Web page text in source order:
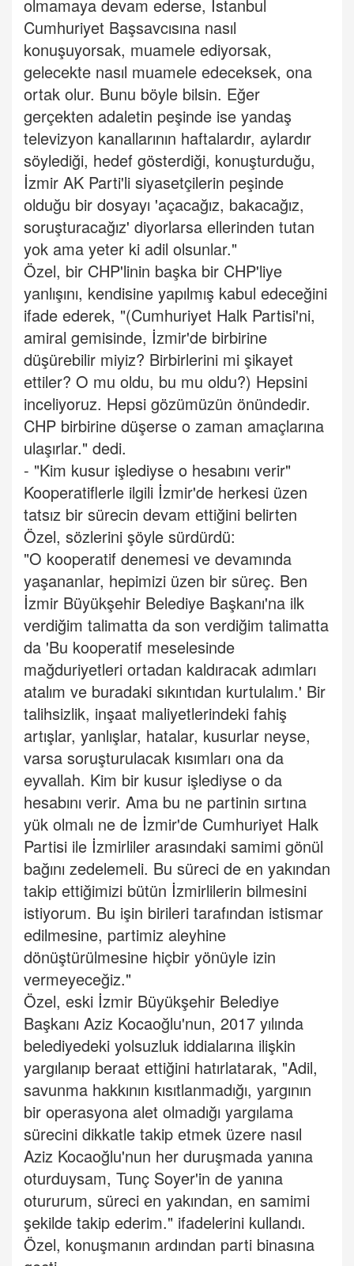
olmamaya devam ederse, İstanbul
Cumhuriyet Başsavcısına nasıl
konuşuyorsak, muamele ediyorsak,
gelecekte nasıl muamele edeceksek, ona
ortak olur. Bunu böyle bilsin. Eğer
gerçekten adaletin peşinde ise yandaş
televizyon kanallarının haftalardır, aylardır
söylediği, hedef gösterdiği, konuşturduğu,
İzmir AK Parti'li siyasetçilerin peşinde
olduğu bir dosyayı 'açacağız, bakacağız,
soruşturacağız' diyorlarsa ellerinden tutan
yok ama yeter ki adil olsunlar."
Özel, bir CHP'linin başka bir CHP'liye
yanlışını, kendisine yapılmış kabul edeceğini
ifade ederek, "(Cumhuriyet Halk Partisi'ni,
amiral gemisinde, İzmir'de birbirine
düşürebilir miyiz? Birbirlerini mi şikayet
ettiler? O mu oldu, bu mu oldu?) Hepsini
inceliyoruz. Hepsi gözümüzün önündedir.
CHP birbirine düşerse o zaman amaçlarına
ulaşırlar." dedi.
- "Kim kusur işlediyse o hesabını verir"
Kooperatiflerle ilgili İzmir'de herkesi üzen
tatsız bir sürecin devam ettiğini belirten
Özel, sözlerini şöyle sürdürdü:
"O kooperatif denemesi ve devamında
yaşananlar, hepimizi üzen bir süreç. Ben
İzmir Büyükşehir Belediye Başkanı'na ilk
verdiğim talimatta da son verdiğim talimatta
da 'Bu kooperatif meselesinde
mağduriyetleri ortadan kaldıracak adımları
atalım ve buradaki sıkıntıdan kurtulalım.' Bir
talihsizlik, inşaat maliyetlerindeki fahiş
artışlar, yanlışlar, hatalar, kusurlar neyse,
varsa soruşturulacak kısımları ona da
eyvallah. Kim bir kusur işlediyse o da
hesabını verir. Ama bu ne partinin sırtına
yük olmalı ne de İzmir'de Cumhuriyet Halk
Partisi ile İzmirliler arasındaki samimi gönül
bağını zedelemeli. Bu süreci de en yakından
takip ettiğimizi bütün İzmirlilerin bilmesini
istiyorum. Bu işin birileri tarafından istismar
edilmesine, partimiz aleyhine
dönüştürülmesine hiçbir yönüyle izin
vermeyeceğiz."
Özel, eski İzmir Büyükşehir Belediye
Başkanı Aziz Kocaoğlu'nun, 2017 yılında
belediyedeki yolsuzluk iddialarına ilişkin
yargılanıp beraat ettiğini hatırlatarak, "Adil,
savunma hakkının kısıtlanmadığı, yargının
bir operasyona alet olmadığı yargılama
sürecini dikkatle takip etmek üzere nasıl
Aziz Kocaoğlu'nun her duruşmada yanına
oturduysam, Tunç Soyer'in de yanına
otururum, süreci en yakından, en samimi
şekilde takip ederim." ifadelerini kullandı.
Özel, konuşmanın ardından parti binasına